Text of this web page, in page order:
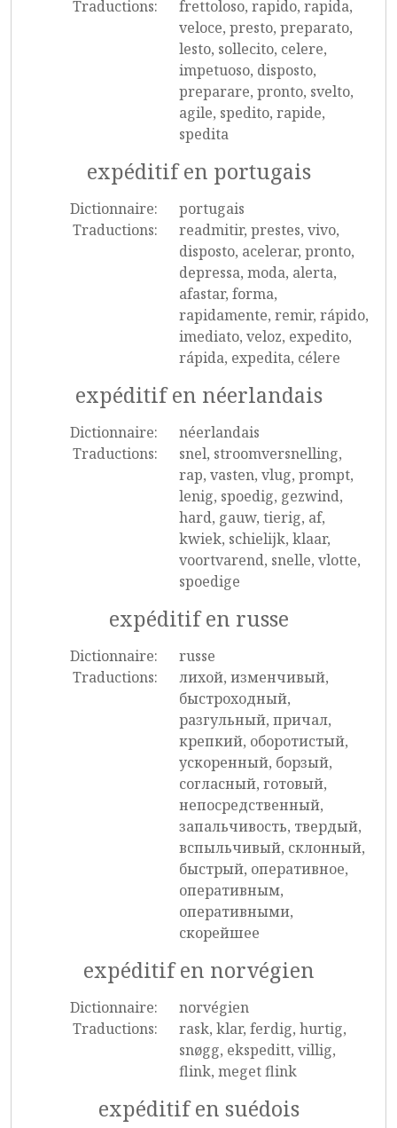
Traductions:
frettoloso, rapido, rapida,
veloce, presto, preparato,
lesto, sollecito, celere,
impetuoso, disposto,
preparare, pronto, svelto,
agile, spedito, rapide,
spedita
expéditif en portugais
Dictionnaire:
portugais
Traductions:
readmitir, prestes, vivo,
disposto, acelerar, pronto,
depressa, moda, alerta,
afastar, forma,
rapidamente, remir, rápido,
imediato, veloz, expedito,
rápida, expedita, célere
expéditif en néerlandais
Dictionnaire:
néerlandais
Traductions:
snel, stroomversnelling,
rap, vasten, vlug, prompt,
lenig, spoedig, gezwind,
hard, gauw, tierig, af,
kwiek, schielijk, klaar,
voortvarend, snelle, vlotte,
spoedige
expéditif en russe
Dictionnaire:
russe
Traductions:
лихой, изменчивый,
быстроходный,
разгульный, причал,
крепкий, оборотистый,
ускоренный, борзый,
согласный, готовый,
непосредственный,
запальчивость, твердый,
вспыльчивый, склонный,
быстрый, оперативное,
оперативным,
оперативными,
скорейшее
expéditif en norvégien
Dictionnaire:
norvégien
Traductions:
rask, klar, ferdig, hurtig,
snøgg, ekspeditt, villig,
flink, meget flink
expéditif en suédois